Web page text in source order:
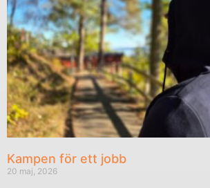
Kampen för ett jobb
20 maj, 2026